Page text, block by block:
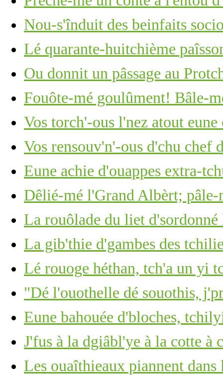
Nou-s'înduit des beinfaits
Lé quarante-huitchième
Ou donnit un pâssage au
Fouôte-mé goulûment! Bâle-
Vos torch'-ous l'nez atout eune
Vos rensouv'n'-ous d'chu chef
Eune achie d'ouappes extra-
Dêlié-mé l'Grand Albèrt; pâle-
La rouôlade du liet d'sordonné
La gib'thie d'gambes des
Lé rouoge héthan, tch'a un yi
"Dé l'ouothelle dé souothis,
Eune bahouée d'bloches,
J'fus à la dgiâbl'ye à la cotte à
Les ouaîthieaux piannent dans